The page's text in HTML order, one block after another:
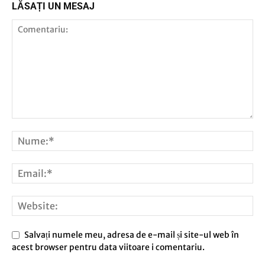
LĂSAȚI UN MESAJ
Salvați numele meu, adresa de e-mail și site-ul web în
acest browser pentru data viitoare i comentariu.